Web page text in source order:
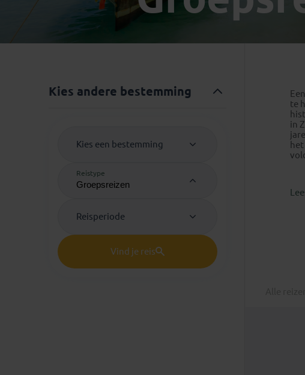
Mongolië
Tadzjikistan(1)
Tanzania(1)
Kies andere bestemming
Kies een bestemming
Reistype
Reisperiode
Vind je reis
te
in